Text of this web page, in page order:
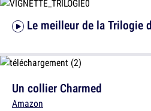
Un collier Charmed
Amazon
Le meilleur de la Trilogie